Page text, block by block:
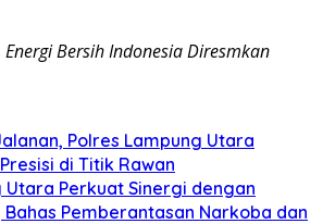
Bersih Indonesia Diresmkan
Polres Lampung Utara
di Titik Rawan
Utara Perkuat Sinergi dengan
Pemberantasan Narkoba dan